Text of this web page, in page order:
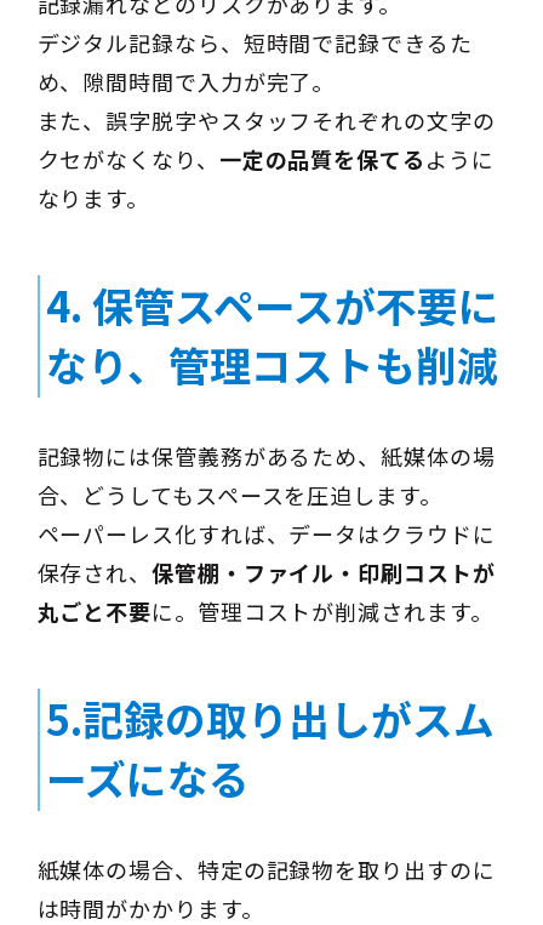
デジタル記録なら、短時間で記録できるた
め、隙間時間で入力が完了。
また、誤字脱字やスタッフそれぞれの文字の
クセがなくなり、 一定の品質を保てるように
なります。
4. 保管スペースが不要に
なり、管理コストも削減
記録物には保管義務があるため、紙媒体の場
合、どうしてもスペースを圧迫します。
ペーパーレス化すれば、データはクラウドに
保存され、保管棚・ファイル・印刷コストが
丸ごと不要に。管理コストが削減されます。
5.記録の取り出しがスム
ーズになる
紙媒体の場合、特定の記録物を取り出すのに
は時間がかかります。